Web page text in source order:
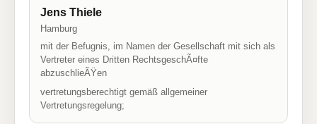
Jens Thiele
Hamburg
mit der Befugnis, im Namen der Gesellschaft mit sich als
Vertreter eines Dritten RechtsgeschÃ¤fte
abzuschlieÃŸen
vertretungsberechtigt gemäß allgemeiner
Vertretungsregelung;